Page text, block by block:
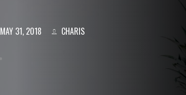
MAY 31, 2018 CHARIS